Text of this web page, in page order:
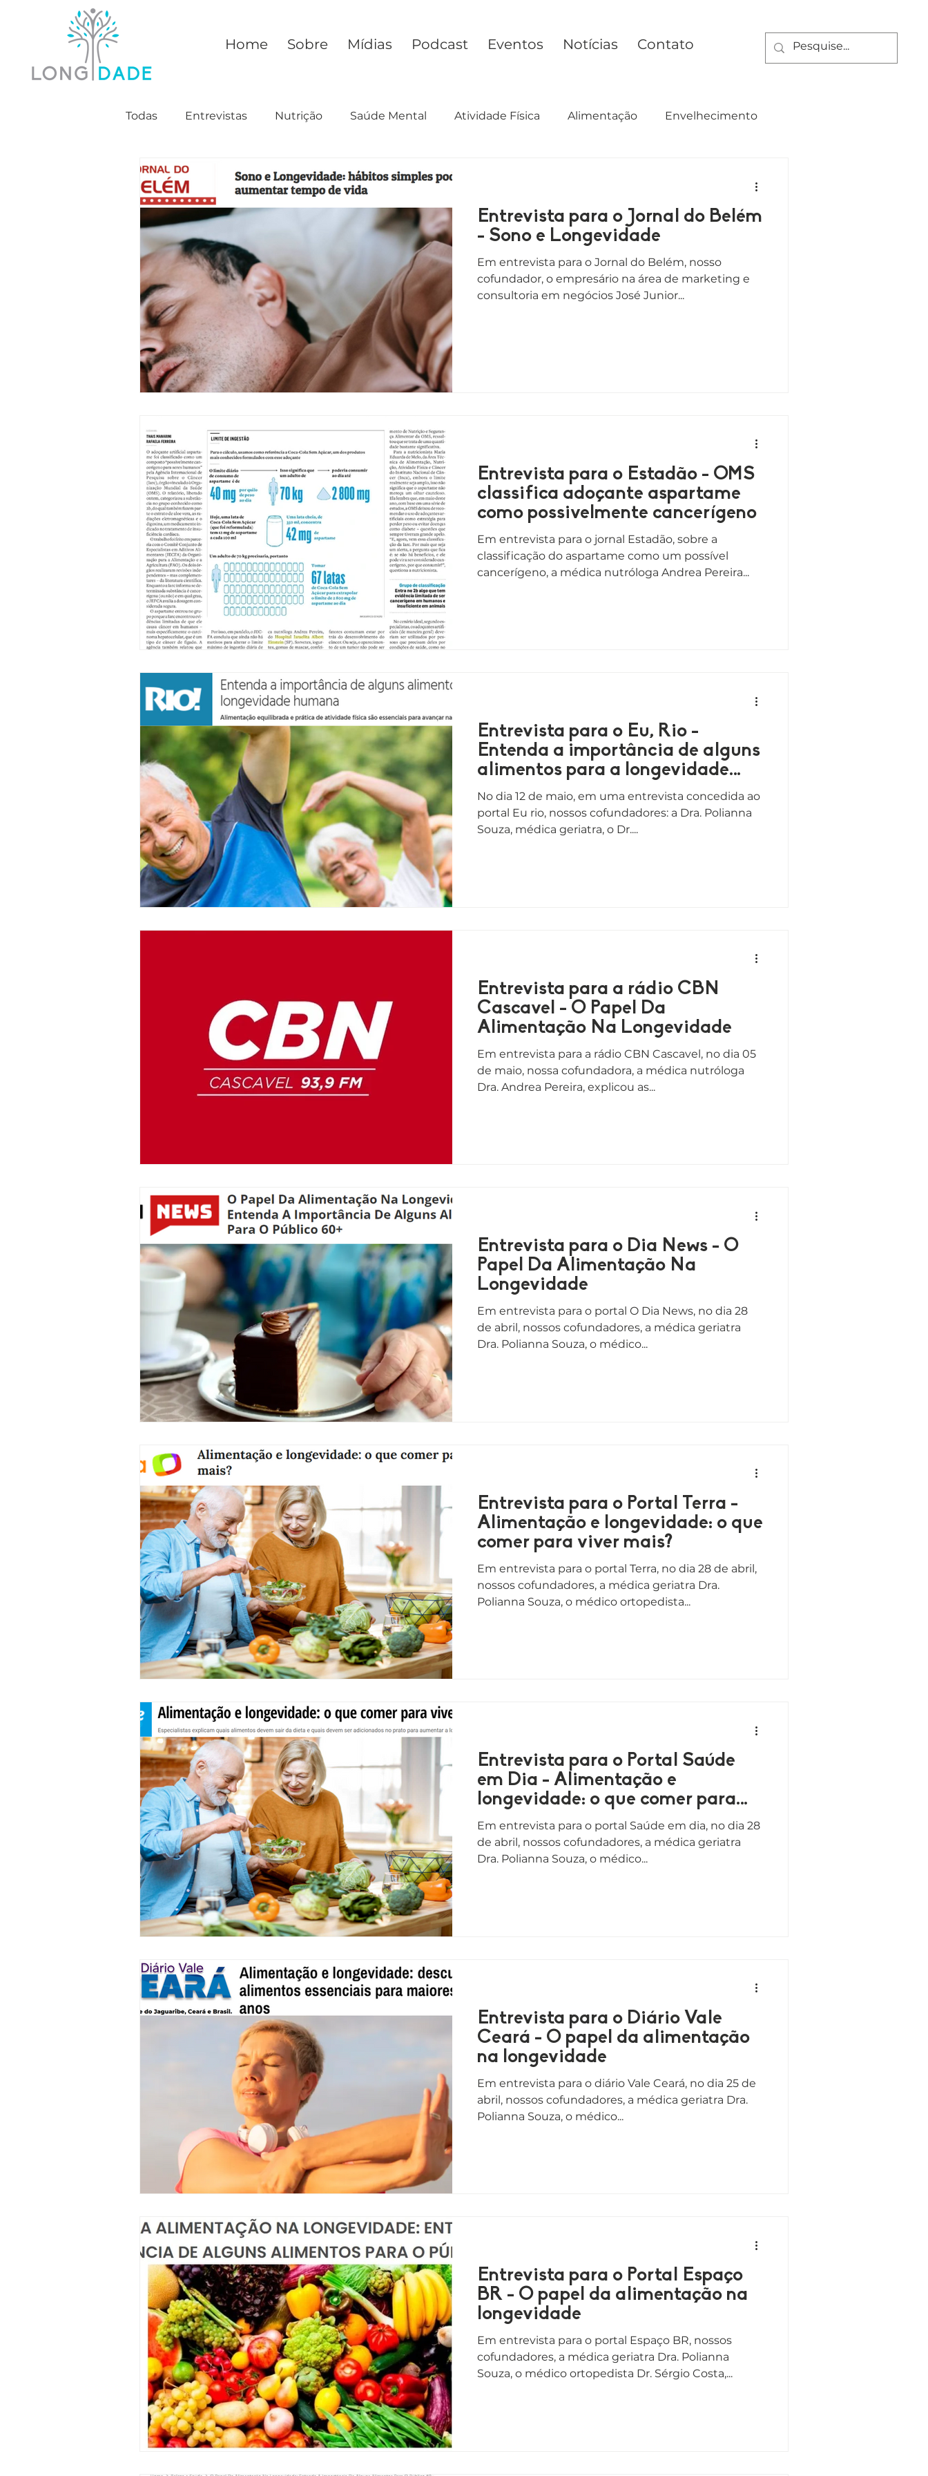
Home Sobre Mídias Podcast Eventos Notícias Contato
Todas Entrevistas Nutrição Saúde Mental Atividade Física Alimentação Envelhecimento
Saúde Mitos Conhecimento Preconceito
Relacionamento
Entrevista para o Jornal do Belém
- Sono e Longevidade
Em entrevista para o Jornal do Belém, nosso
cofundador, o empresário na área de marketing e
consultoria em negócios José Junior...
Entrevista para o Estadão - OMS
classifica adoçante aspartame
como possivelmente cancerígeno
Em entrevista para o jornal Estadão, sobre a
classificação do aspartame como um possível
cancerígeno, a médica nutróloga Andrea Pereira...
Entrevista para o Eu, Rio -
Entenda a importância de alguns
alimentos para a longevidade
humana
No dia 12 de maio, em uma entrevista concedida ao
portal Eu rio, nossos cofundadores: a Dra. Polianna
Souza, médica geriatra, o Dr....
Entrevista para a rádio CBN
Cascavel - O Papel Da
Alimentação Na Longevidade
Em entrevista para a rádio CBN Cascavel, no dia 05
de maio, nossa cofundadora, a médica nutróloga
Dra. Andrea Pereira, explicou as...
Entrevista para o Dia News - O
Papel Da Alimentação Na
Longevidade
Em entrevista para o portal O Dia News, no dia 28
de abril, nossos cofundadores, a médica geriatra
Dra. Polianna Souza, o médico...
Entrevista para o Portal Terra -
Alimentação e longevidade: o que
comer para viver mais?
Em entrevista para o portal Terra, no dia 28 de abril,
nossos cofundadores, a médica geriatra Dra.
Polianna Souza, o médico ortopedista...
Entrevista para o Portal Saúde
em Dia - Alimentação e
longevidade: o que comer para
viver mais?
Em entrevista para o portal Saúde em dia, no dia 28
de abril, nossos cofundadores, a médica geriatra
Dra. Polianna Souza, o médico...
Entrevista para o Diário Vale
Ceará - O papel da alimentação
na longevidade
Em entrevista para o diário Vale Ceará, no dia 25 de
abril, nossos cofundadores, a médica geriatra Dra.
Polianna Souza, o médico...
Entrevista para o Portal Espaço
BR - O papel da alimentação na
longevidade
Em entrevista para o portal Espaço BR, nossos
cofundadores, a médica geriatra Dra. Polianna
Souza, o médico ortopedista Dr. Sérgio Costa,...